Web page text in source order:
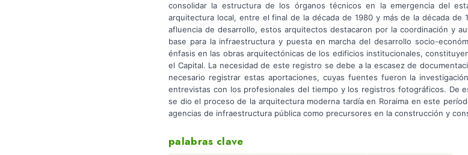
consolidar la estructura de los órganos técnicos en la emergencia del
arquitectura local, entre el final de la década de 1980 y más de la década de
afluencia de desarrollo, estos arquitectos destacaron por la coordinación y
base para la infraestructura y puesta en marcha del desarrollo socio-
énfasis en las obras arquitectónicas de los edificios institucionales,
el Capital. La necesidad de este registro se debe a la escasez de
necesario registrar estas aportaciones, cuyas fuentes fueron la
entrevistas con los profesionales del tiempo y los registros fotográficos. De
se dio el proceso de la arquitectura moderna tardía en Roraima en este
agencias de infraestructura pública como precursores en la construcción y
palabras clave